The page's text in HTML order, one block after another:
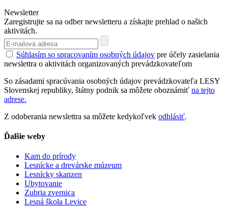
Newsletter
Zaregistrujte sa na odber newsletteru a získajte prehlad o našich
aktivitách.
Súhlasím so spracovaním osobných údajov pre účely zasielania
newslettra o aktivitách organizovaných prevádzkovateľom
So zásadami spracúvania osobných údajov prevádzkovateľa LESY
Slovenskej republiky, štátny podnik sa môžete oboznámiť na tejto
adrese.
Z odoberania newslettra sa môžete kedykoľvek odhlásiť.
Ďalšie weby
Kam do prírody
Lesnícke a drevárske múzeum
Lesnícky skanzen
Ubytovanie
Zubria zvernica
Lesná škola Levice